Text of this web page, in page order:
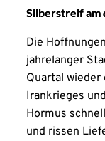
Silberstreif
Die
jahrelanger
Quartal
Irankrieges
Hormus
und rissen